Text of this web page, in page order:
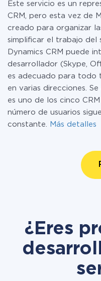
Este servicio es un
CRM, pero esta vez de
creado para organizar
simplificar el trabajo del
Dynamics CRM puede
desarrollador (Skype,
es adecuado para todo
en varias direcciones.
es uno de los cinco
número de usuarios
constante.
Más detalles
¿Eres